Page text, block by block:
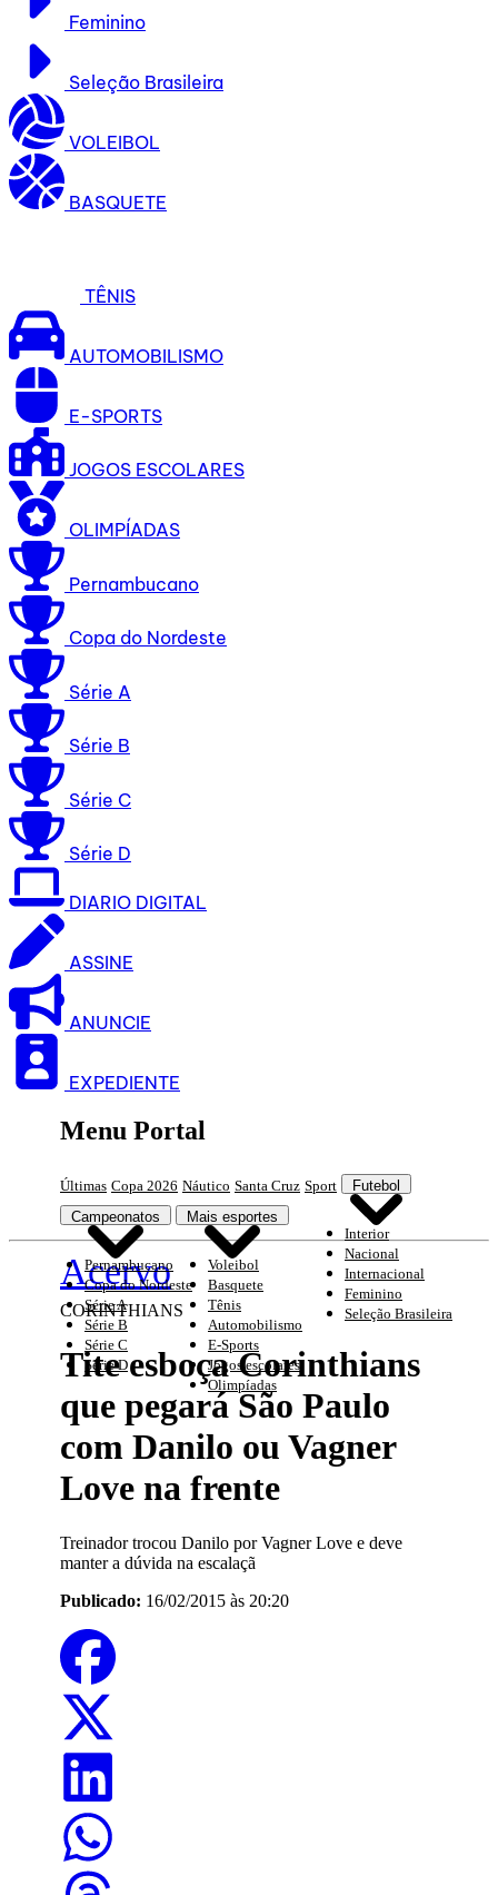
Feminino
Seleção Brasileira
VOLEIBOL
BASQUETE
TÊNIS
AUTOMOBILISMO
E-SPORTS
JOGOS ESCOLARES
OLIMPÍADAS
Pernambucano
Copa do Nordeste
Série A
Série B
Série C
Série D
DIARIO DIGITAL
ASSINE
ANUNCIE
EXPEDIENTE
Menu Portal
Últimas Copa 2026 Náutico Santa Cruz Sport Futebol
Interior
Nacional
Internacional
Feminino
Seleção Brasileira
Campeonatos
Pernambucano
Copa do Nordeste
Série A
Série B
Série C
Série D
Mais esportes
Voleibol
Basquete
Tênis
Automobilismo
E-Sports
Jogos escolares
Olimpíadas
Acervo
CORINTHIANS
Tite esboça Corinthians
que pegará São Paulo
com Danilo ou Vagner
Love na frente
Treinador trocou Danilo por Vagner Love e deve
manter a dúvida na escalaçã
Publicado: 16/02/2015 às 20:20